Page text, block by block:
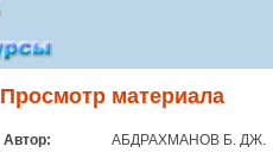
Просмотр материала
Автор: АБДРАХМАНОВ Б. ДЖ.